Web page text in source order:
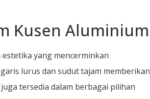
Kusen Aluminium
yang mencerminkan
lurus dan sudut tajam memberikan
tersedia dalam berbagai pilihan